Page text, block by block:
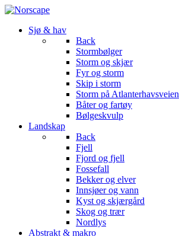
Sjø & hav
Back
Stormbølger
Storm og skjær
Fyr og storm
Skip i storm
Storm på Atlanterhavsveien
Båter og fartøy
Bølgeskvulp
Landskap
Back
Fjell
Fjord og fjell
Fossefall
Bekker og elver
Innsjøer og vann
Kyst og skjærgård
Skog og trær
Nordlys
Abstrakt & makro